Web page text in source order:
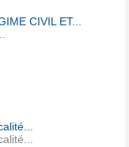
CIVIL ET...